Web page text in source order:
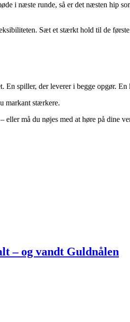
i næste runde, så er det næsten hip
Sæt et stærkt hold til de
En spiller, der leverer i begge opgør.
markant stærkere.
må du nøjes med at høre på dine
– og vandt Guldnålen